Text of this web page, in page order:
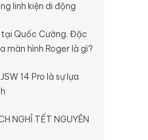
linh kiện di động
tại Quốc Cường. Đặc
màn hình Roger là gì?
14 Pro là sự lựa
NGHỈ TẾT NGUYÊN